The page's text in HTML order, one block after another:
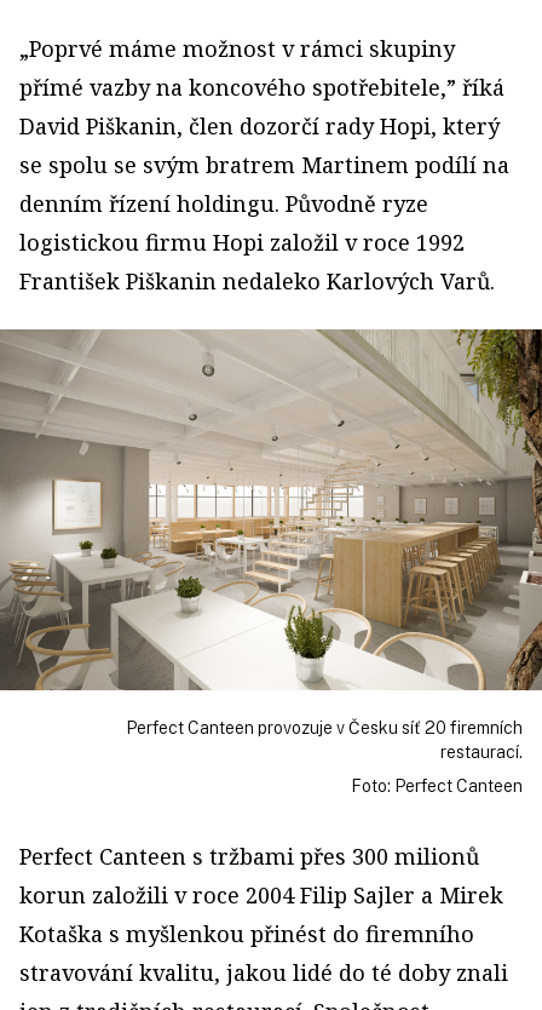
„Poprvé máme možnost v rámci skupiny
přímé vazby na koncového spotřebitele,” říká
David Piškanin, člen dozorčí rady Hopi, který
se spolu se svým bratrem Martinem podílí na
denním řízení holdingu. Původně ryze
logistickou firmu Hopi založil v roce 1992
František Piškanin nedaleko Karlových Varů.
Perfect Canteen provozuje v Česku síť 20 firemních
restaurací.
Foto: Perfect Canteen
Perfect Canteen s tržbami přes 300 milionů
korun založili v roce 2004 Filip Sajler a Mirek
Kotaška s myšlenkou přinést do firemního
stravování kvalitu, jakou lidé do té doby znali